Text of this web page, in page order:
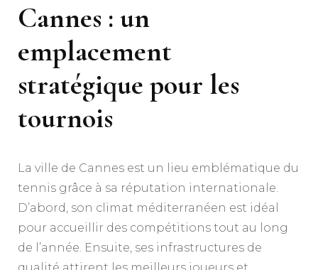
Cannes : un
emplacement
stratégique pour les
tournois
La ville de Cannes est un lieu emblématique du
tennis grâce à sa réputation internationale.
D’abord, son climat méditerranéen est idéal
pour accueillir des compétitions tout au long
de l’année. Ensuite, ses infrastructures de